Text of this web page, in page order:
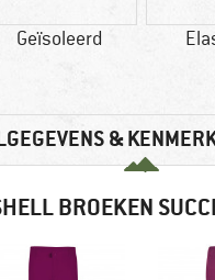
Geïsoleerd
&
BROEKEN